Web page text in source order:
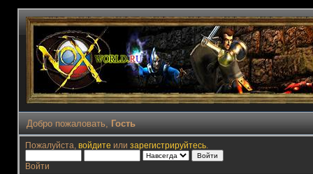
Добро пожаловать, Гость
Пожалуйста, войдите или зарегистрируйтесь.
Войти